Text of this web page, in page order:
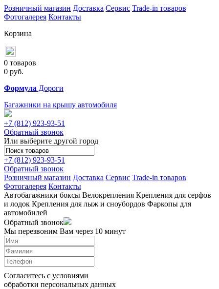
Розничный магазин Доставка Сервис Trade-in товаров
Фотогалерея Контакты
Корзина
0 товаров
0 руб.
Формула Дороги
Багажники на крышу автомобиля
+7 (812) 923-93-51
Обратный звонок
Или выберите другой город
+7 (812) 923-93-51
Обратный звонок
Розничный магазин Доставка Сервис Trade-in товаров
Фотогалерея Контакты
Автобагажники боксы Велокрепления Крепления для серфов
и лодок Крепления для лыж и сноубордов Фаркопы для
автомобилей
Обратный звонок
Мы перезвоним Вам через 10 минут
Согласитесь с условиями
обработки персональных данных